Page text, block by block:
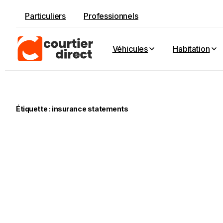
Particuliers Professionnels
Véhicules Habitation
Étiquette : insurance statements